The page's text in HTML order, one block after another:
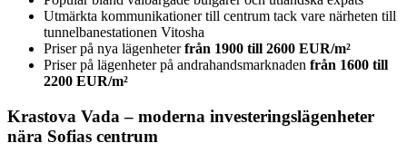
Utmärkta kommunikationer till centrum tack vare närheten till
tunnelbanestationen Vitosha
Priser på nya lägenheterfrån 1900 till 2600 EUR/m²
Priser på lägenheter på andrahandsmarknaden från 1600 till
2200 EUR/m²
Krastova Vada – moderna investeringslägenheter
nära Sofias centrum